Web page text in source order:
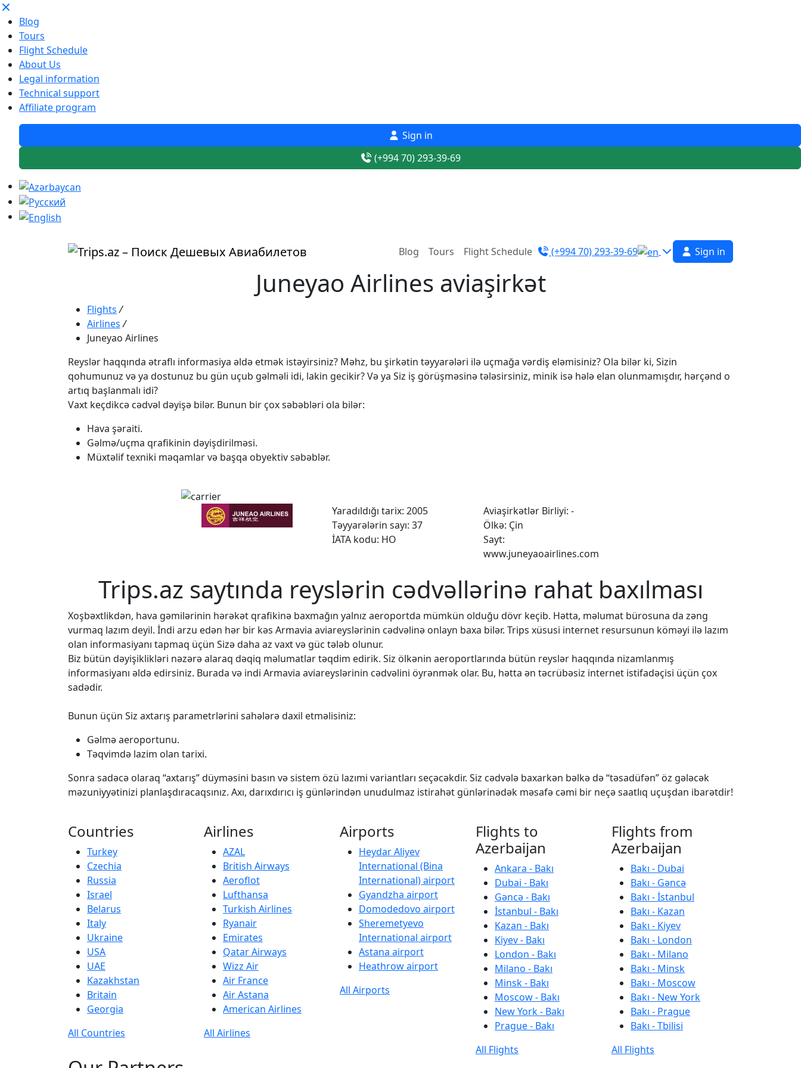
Blog
Tours
Flight Schedule
About Us
Legal information
Technical support
Affiliate program
Sign in
(+994 70) 293-39-69
Blog Tours Flight Schedule (+994 70) 293-39-69 Sign in
Juneyao Airlines aviaşirkət
Flights /
Airlines /
Juneyao Airlines
Reyslər haqqında ətraflı informasiya əldə etmək istəyirsiniz? Məhz, bu şirkətin təyyarələri ilə uçmağa vərdiş eləmisiniz? Ola bilər ki, Sizin
qohumunuz və ya dostunuz bu gün uçub gəlməli idi, lakin gecikir? Və ya Siz iş görüşməsinə tələsirsiniz, minik isə hələ elan olunmamışdır, hərçənd o
artıq başlanmalı idi?
Vaxt keçdikcə cədvəl dəyişə bilər. Bunun bir çox səbəbləri ola bilər:
Hava şəraiti.
Gəlmə/uçma qrafikinin dəyişdirilməsi.
Müxtəlif texniki məqamlar və başqa obyektiv səbəblər.
Yaradıldığı tarix: 2005
Təyyarələrin sayı: 37
İATA kodu: HO
Aviaşirkətlər Birliyi: -
Ölkə: Çin
Sayt:
www.juneyaoairlines.com
Trips.az saytında reyslərin cədvəllərinə rahat baxılması
Xoşbəxtlikdən, hava gəmilərinin hərəkət qrafikinə baxmağın yalnız aeroportda mümkün olduğu dövr keçib. Hətta, məlumat bürosuna da zəng
vurmaq lazım deyil. İndi arzu edən hər bir kəs Armavia aviareyslərinin cədvəlinə onlayn baxa bilər. Trips xüsusi internet resursunun köməyi ilə lazım
olan informasiyanı tapmaq üçün Sizə daha az vaxt və güc tələb olunur.
Biz bütün dəyişiklikləri nəzərə alaraq dəqiq məlumatlar təqdim edirik. Siz ölkənin aeroportlarında bütün reyslər haqqında nizamlanmış
informasiyanı əldə edirsiniz. Burada və indi Armavia aviareyslərinin cədvəlini öyrənmək olar. Bu, hətta ən təcrübəsiz internet istifadəçisi üçün çox
sadədir.
Bunun üçün Siz axtarış parametrlərini sahələrə daxil etməlisiniz:
Gəlmə aeroportunu.
Təqvimdə lazim olan tarixi.
Sonra sadəcə olaraq “axtarış” düyməsini basın və sistem özü lazımi variantları seçəcəkdir. Siz cədvələ baxarkən bəlkə də “təsadüfən” öz gələcək
məzuniyyətinizi planlaşdıracaqsınız. Axı, darıxdırıcı iş günlərindən unudulmaz istirahət günlərinədək məsafə cəmi bir neçə saatlıq uçuşdan ibarətdir!
Countries
Turkey
Czechia
Russia
Israel
Belarus
Italy
Ukraine
USA
UAE
Kazakhstan
Britain
Georgia
All Countries
Airlines
AZAL
British Airways
Aeroflot
Lufthansa
Turkish Airlines
Ryanair
Emirates
Qatar Airways
Wizz Air
Air France
Air Astana
American Airlines
All Airlines
Airports
Heydar Aliyev
International (Bina
International) airport
Gyandzha airport
Domodedovo airport
Sheremetyevo
International airport
Astana airport
Heathrow airport
All Airports
Flights to
Azerbaijan
Ankara - Bakı
Dubai - Bakı
Gəncə - Bakı
İstanbul - Bakı
Kazan - Bakı
Kiyev - Bakı
London - Bakı
Milano - Bakı
Minsk - Bakı
Moscow - Bakı
New York - Bakı
Prague - Bakı
All Flights
Flights from
Azerbaijan
Bakı - Dubai
Bakı - Gəncə
Bakı - İstanbul
Bakı - Kazan
Bakı - Kiyev
Bakı - London
Bakı - Milano
Bakı - Minsk
Bakı - Moscow
Bakı - New York
Bakı - Prague
Bakı - Tbilisi
All Flights